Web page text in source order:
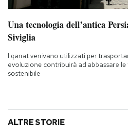
Una tecnologia dell’antica
Siviglia
I qanat venivano utilizzati per
evoluzione contribuirà ad abbassare
sostenibile
ALTRE STORIE